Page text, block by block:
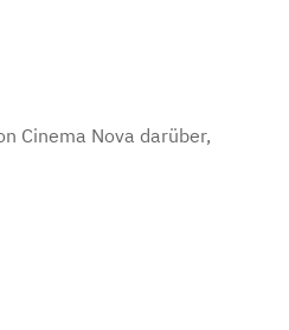
Cinema Nova darüber,